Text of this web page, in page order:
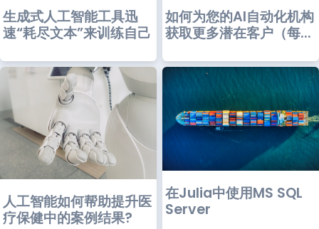
生成式人工智能工具迅
速“耗尽文本”来训练自己
如何为您的AI自动化机构
获取更多潜在客户（每...
人工智能如何帮助提升医
疗保健中的案例结果?
在Julia中使用MS SQL
Server